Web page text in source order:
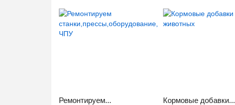
Ремонтируем... Кормовые добавки...